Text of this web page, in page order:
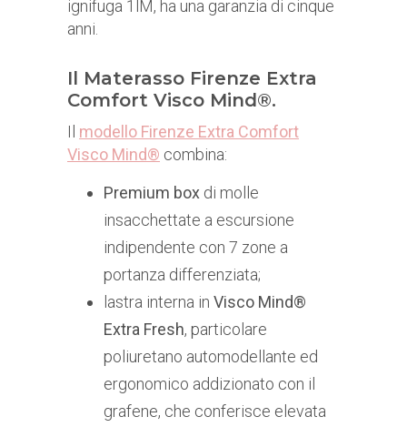
ignifuga 1lM, ha una garanzia di cinque
anni.
Il Materasso Firenze Extra
Comfort Visco Mind®.
Il modello Firenze Extra Comfort
Visco Mind® combina:
Premium box di molle
insacchettate a escursione
indipendente con 7 zone a
portanza differenziata;
lastra interna in Visco Mind®
Extra Fresh, particolare
poliuretano automodellante ed
ergonomico addizionato con il
grafene, che conferisce elevata